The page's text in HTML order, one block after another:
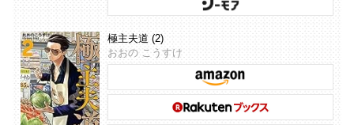
極主夫道 (2)
おおの こうすけ